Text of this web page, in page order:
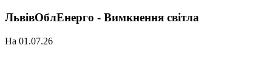
ЛьвівОблЕнерго - Вимкнення світла
На 01.07.26